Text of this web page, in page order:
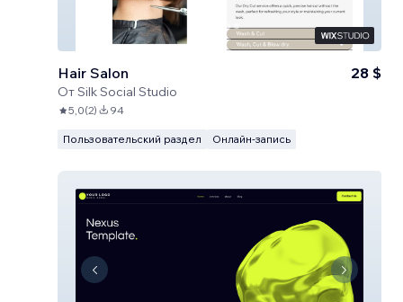
Hair Salon
ОтSilk Social Studio
28 $
5,0(2) 94
Пользовательский раздел Онлайн-запись